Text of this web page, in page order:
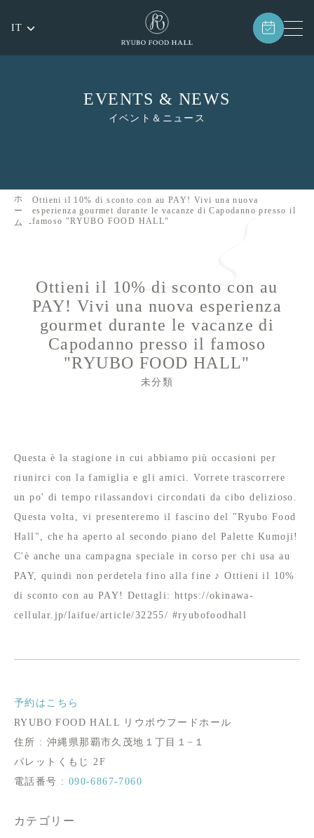
IT
EVENTS & NEWS
イベント＆ニュース
ホ
ー
ム
Ottieni il 10% di sconto con au PAY! Vivi una nuova
esperienza gourmet durante le vacanze di Capodanno presso il
famoso "RYUBO FOOD HALL"
Ottieni il 10% di sconto con au
PAY! Vivi una nuova esperienza
gourmet durante le vacanze di
Capodanno presso il famoso
"RYUBO FOOD HALL"
未分類
Questa è la stagione in cui abbiamo più occasioni per
riunirci con la famiglia e gli amici. Vorrete trascorrere
un po' di tempo rilassandovi circondati da cibo delizioso.
Questa volta, vi presenteremo il fascino del "Ryubo Food
Hall", che ha aperto al secondo piano del Palette Kumoji!
C'è anche una campagna speciale in corso per chi usa au
PAY, quindi non perdetela fino alla fine ♪ Ottieni il 10%
di sconto con au PAY! Dettagli: https://okinawa-
cellular.jp/laifue/article/32255/ #ryubofoodhall
予約はこちら
RYUBO FOOD HALL リウボウフードホール
住所 : 沖縄県那覇市久茂地１丁目１−１
パレットくもじ 2F
電話番号 : 090-6867-7060
カテゴリー